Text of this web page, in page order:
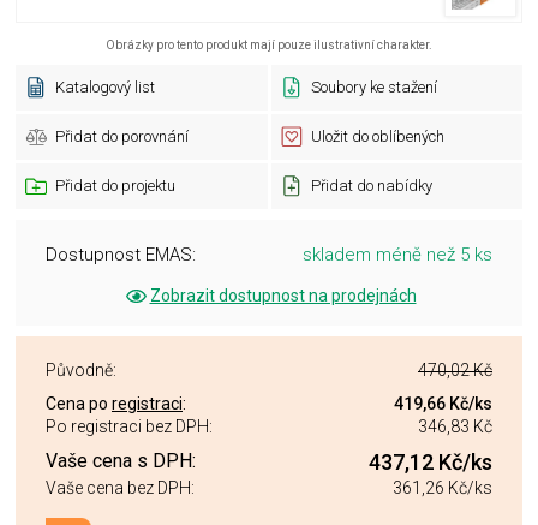
Obrázky pro tento produkt mají pouze ilustrativní charakter.
Katalogový list Soubory ke stažení
Přidat do porovnání Uložit do oblíbených
Přidat do projektu Přidat do nabídky
Dostupnost EMAS: skladem méně než 5 ks
Zobrazit dostupnost na prodejnách
Původně:
470,02 Kč
Cena po registraci: 419,66 Kč/ks
Po registraci bez DPH:
346,83 Kč
Vaše cena s DPH: 437,12 Kč/ks
Vaše cena bez DPH: 361,26 Kč/ks